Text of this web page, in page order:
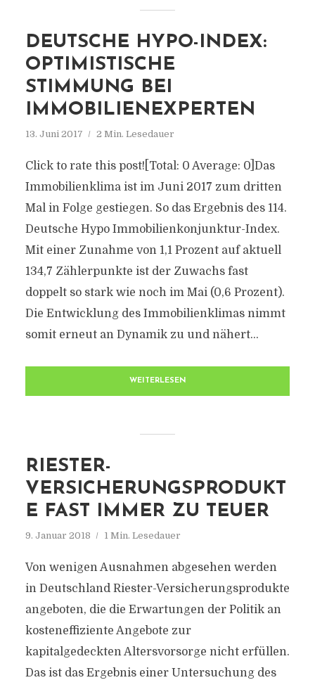
DEUTSCHE HYPO-INDEX:
OPTIMISTISCHE
STIMMUNG BEI
IMMOBILIENEXPERTEN
13. Juni 2017 2 Min. Lesedauer
Click to rate this post![Total: 0 Average: 0]Das
Immobilienklima ist im Juni 2017 zum dritten
Mal in Folge gestiegen. So das Ergebnis des 114.
Deutsche Hypo Immobilienkonjunktur-Index.
Mit einer Zunahme von 1,1 Prozent auf aktuell
134,7 Zählerpunkte ist der Zuwachs fast
doppelt so stark wie noch im Mai (0,6 Prozent).
Die Entwicklung des Immobilienklimas nimmt
somit erneut an Dynamik zu und nähert...
WEITERLESEN
RIESTER-
VERSICHERUNGSPRODUKT
E FAST IMMER ZU TEUER
9. Januar 2018 1 Min. Lesedauer
Von wenigen Ausnahmen abgesehen werden
in Deutschland Riester-Versicherungsprodukte
angeboten, die die Erwartungen der Politik an
kosteneffiziente Angebote zur
kapitalgedeckten Altersvorsorge nicht erfüllen.
Das ist das Ergebnis einer Untersuchung des